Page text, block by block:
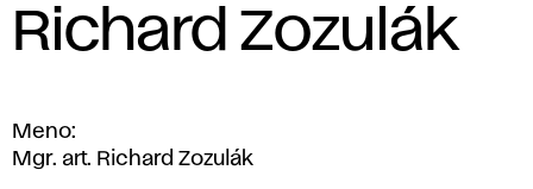
Richard Zozulák
Meno
Mgr. art. Richard Zozulák